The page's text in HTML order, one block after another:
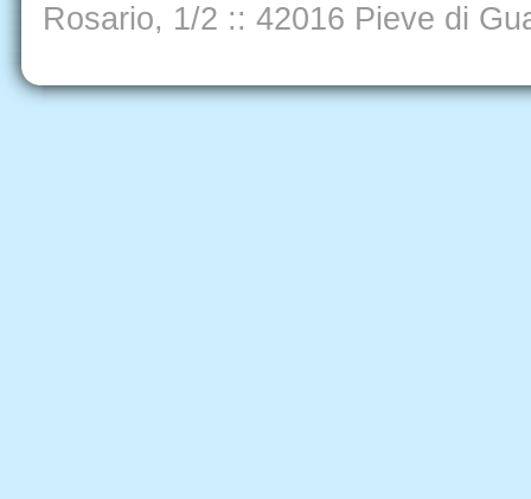
Rosario, 1/2 :: 42016 Pieve di